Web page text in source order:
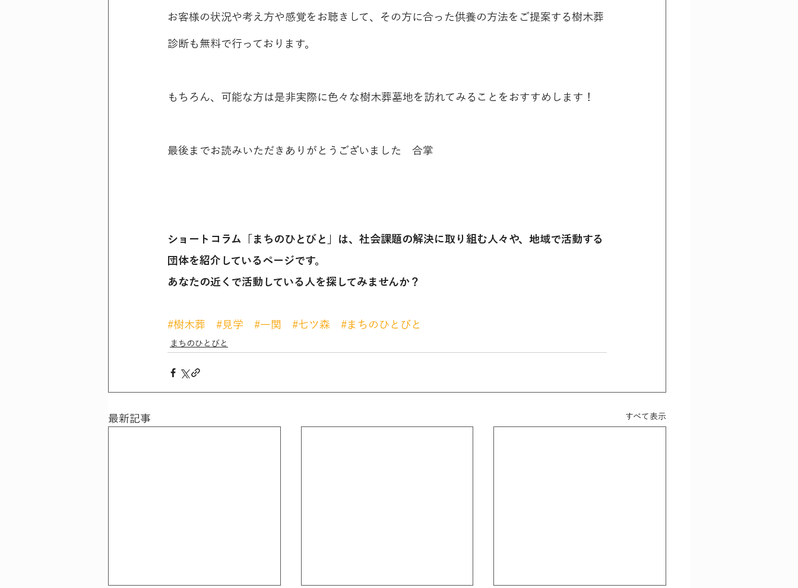
お客様の状況や考え方や感覚をお聴きして、その方に合った供養の方法をご提案する樹木葬
診断も無料で行っております。
もちろん、可能な方は是非実際に色々な樹木葬墓地を訪れてみることをおすすめします！
最後までお読みいただきありがとうございました　合掌
ショートコラム「まちのひとびと」は、社会課題の解決に取り組む人々や、地域で活動する
団体を紹介しているページです。
あなたの近くで活動している人を探してみませんか？
#樹木葬 #見学 #一関 #七ツ森 #まちのひとびと
まちのひとびと
最新記事 すべて表示